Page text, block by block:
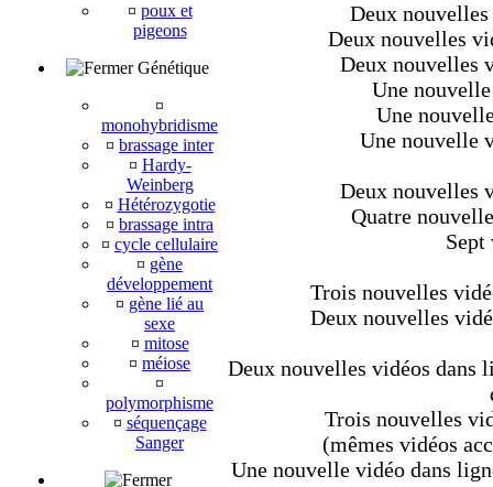
¤ poux et
pigeons
Génétique
¤
monohybridisme
¤ brassage inter
¤ Hardy-
Weinberg
¤ Hétérozygotie
¤ brassage intra
¤ cycle cellulaire
¤ gène
développement
¤ gène lié au
sexe
¤ mitose
¤ méiose
¤
polymorphisme
¤ séquençage
Sanger
Deux
Deux nouvelles
Deux nouvelles
Une
Une
Une nouvelle
Deux nouvelles
Quatre
Sept
Trois nouvelles
Deux nouvelles
Deux nouvelles vidéos dans
Trois nouvelles
(mêmes vidéos
Une nouvelle vidéo dans